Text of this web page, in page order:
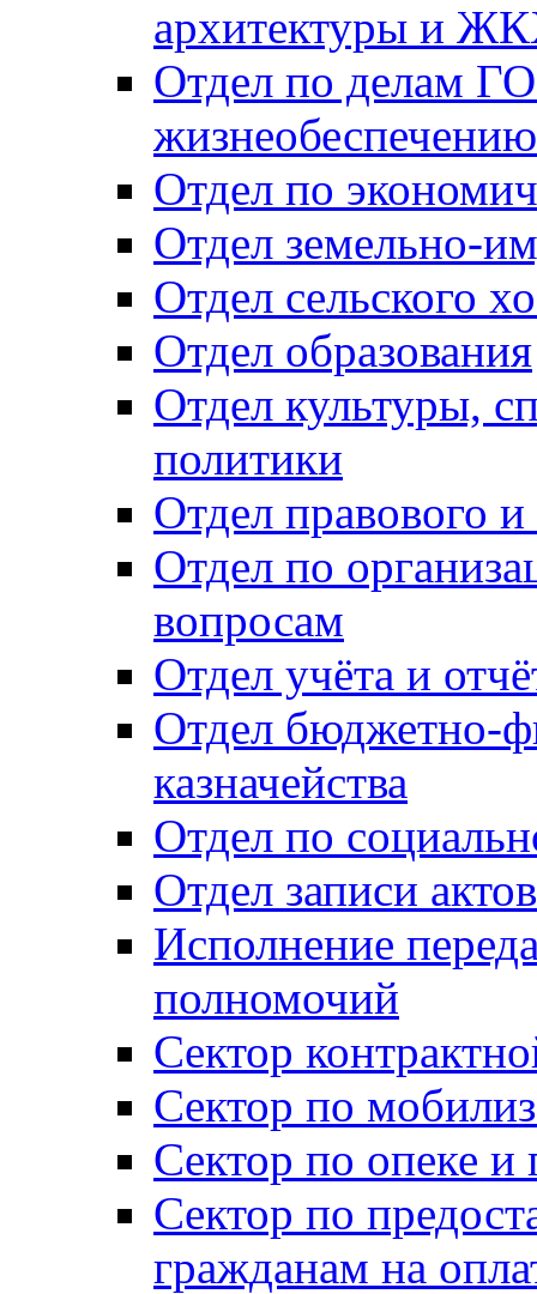
архитектуры и
Отдел по делам
Отдел по
Отдел земельно-
Отдел сельского
Отдел образования
Отдел культуры,
политики
Отдел правового
Отдел по
вопросам
Отдел учёта и
Отдел бюджетно-
казначейства
Отдел по
Отдел записи
Исполнение
полномочий
Сектор
Сектор по
Сектор по опеке и
Сектор по
гражданам на